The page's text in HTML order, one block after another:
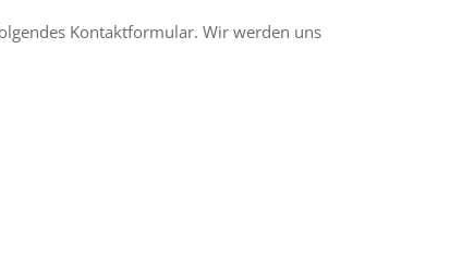
Kontaktformular. Wir werden uns